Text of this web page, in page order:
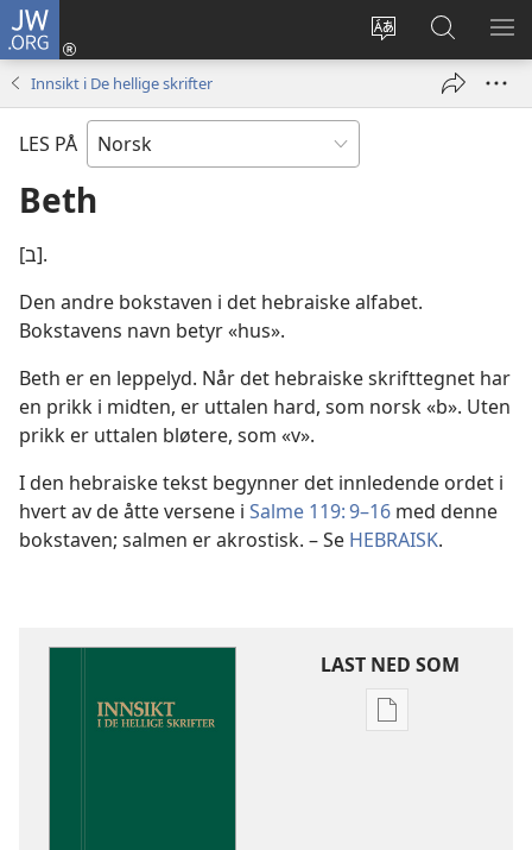
JW.ORG
Endre
Logg
inn
vindu)
Søk
på
JW.ORG
VIS
Innsikt i De hellige skrifter
LES PÅ
Beth
[ב].
Den andre bokstaven i det hebraiske alfabet.
Bokstavens navn betyr «hus».
Beth er en leppelyd. Når det hebraiske skrifttegnet har
en prikk i midten, er uttalen hard, som norsk «b». Uten
prikk er uttalen bløtere, som «v».
I den hebraiske tekst begynner det innledende ordet i
hvert av de åtte versene i Salme 119: 9–16 med denne
bokstaven; salmen er akrostisk. – Se HEBRAISK.
LAST NED SOM